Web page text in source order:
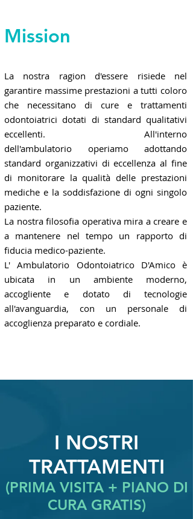
Mission
La nostra ragion d'essere risiede nel
garantire massime prestazioni a tutti coloro
che necessitano di cure e trattamenti
odontoiatrici dotati di standard qualitativi
eccellenti. All'interno
dell'ambulatorio operiamo adottando
standard organizzativi di eccellenza al fine
di monitorare la qualità delle prestazioni
mediche e la soddisfazione di ogni singolo
paziente.
La nostra filosofia operativa mira a creare e
a mantenere nel tempo un rapporto di
fiducia medico-paziente.
L' Ambulatorio Odontoiatrico D'Amico è
ubicata in un ambiente moderno,
accogliente e dotato di tecnologie
all'avanguardia, con un personale di
accoglienza preparato e cordiale.
I NOSTRI
TRATTAMENTI
(PRIMA VISITA + PIANO DI
CURA GRATIS)